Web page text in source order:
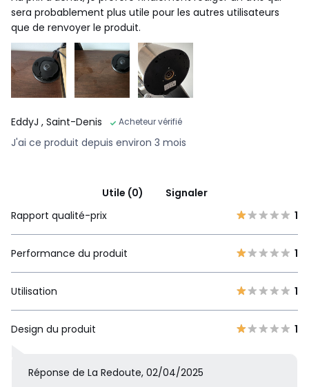
sera probablement plus utile pour les autres utilisateurs
que de renvoyer le produit.
EddyJ , Saint-Denis Acheteur vérifié
J'ai ce produit depuis environ 3 mois
Utile (0)
Signaler
Rapport qualité-prix
1
Performance du produit 1
Utilisation 1
Design du produit 1
Réponse de La Redoute, 02/04/2025